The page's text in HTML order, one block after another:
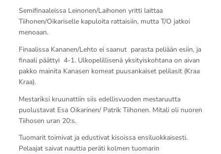
Semifinaaleissa Leinonen/Laihonen yritti laittaa
Tiihonen/Oikariselle kapuloita rattaisiin, mutta T/O jatkoi
menoaan.
Finaalissa Kananen/Lehto ei saanut parasta peliään esiin, ja
finaali päättyi 4-1. Ulkopelillisenä yksityiskohtana on aivan
pakko mainita Kanasen komeat puusankaiset pelilasit (Kraa
Kraa).
Mestariksi kruunattiin siis edellisvuoden mestaruutta
puolustavat Esa Oikarinen/ Patrik Tiihonen. Mitali oli nuoren
Tiihosen uran 20:s.
Tuomarit toimivat ja edustivat kisoissa ensiluokkaisesti.
Pelaajat saivat nauttia peräti kolmen tuomarin